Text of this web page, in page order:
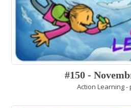
#150 -
Action Learning -